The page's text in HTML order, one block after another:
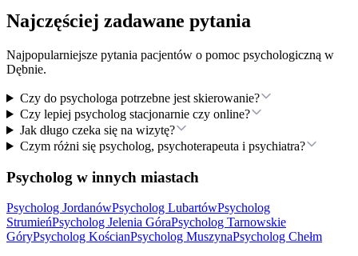
Najczęściej zadawane pytania
Najpopularniejsze pytania pacjentów o pomoc psychologiczną w
Dębnie.
Czy do psychologa potrzebne jest skierowanie?
Czy lepiej psycholog stacjonarnie czy online?
Jak długo czeka się na wizytę?
Czym różni się psycholog, psychoterapeuta i psychiatra?
Psycholog w innych miastach
Psycholog JordanówPsycholog LubartówPsycholog
StrumieńPsycholog Jelenia GóraPsycholog Tarnowskie
GóryPsycholog KościanPsycholog MuszynaPsycholog Chełm